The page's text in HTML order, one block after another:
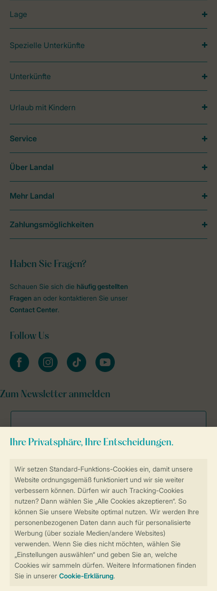
Sicherstellung Deiner Privatsphäre
Weitere Informationen und Einstellungen
Sicher und schnell zur Online-Buchung
Sichere Datenübertragung
Sicheres Bezahlen
Lage
Spezielle Unterkünfte
Unterkünfte
Urlaub mit Kindern
Haben Sie Fragen?
Schauen Sie sich die häufig gestellten
Fragen an oder kontaktieren Sie unser
Contact Center.
Follow Us
facebookinstagramtiktok youtube
Zum Newsletter anmelden
Service
Über Landal
Mehr Landal
Zahlungsmöglichkeiten